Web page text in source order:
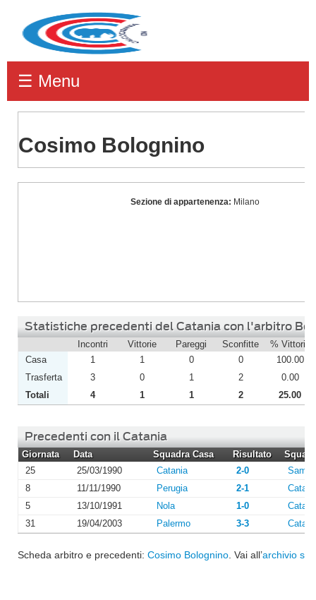
☰ Menu
Cosimo Bolognino
Bolognino
Sezione di appartenenza: Milano
Statistiche precedenti del Catania con l'arbitro
Incontri Vittorie Pareggi Sconfitte % Vittorie
Casa
1 1 0 0
100.00
Trasferta
3 0 1 2
0.00
Totali
4 1 1 2 25.00
Precedenti con il Catania
Giornata Data Squadra Casa Risultato
25
25/03/1990 Catania 2-0
8
11/11/1990 Perugia 2-1
5
13/10/1991 Nola 1-0
31
19/04/2003 Palermo 3-3
Scheda arbitro e precedenti: Cosimo Bolognino . Vai all’archivio